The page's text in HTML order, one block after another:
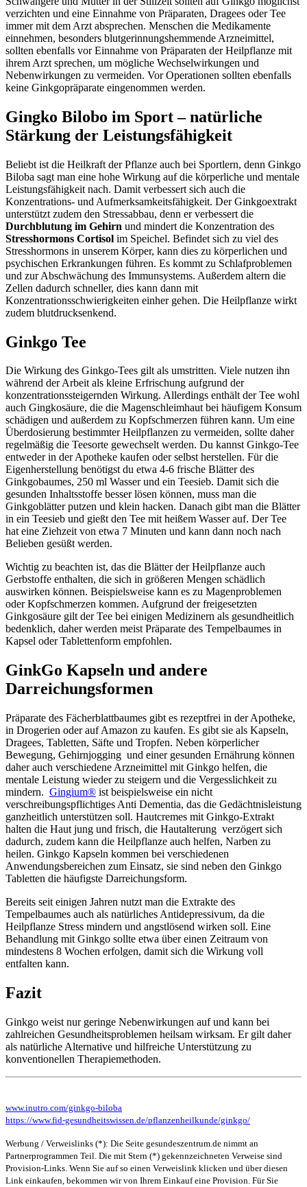
verzichten und eine Einnahme von Präparaten, Dragees oder Tee
immer mit dem Arzt absprechen. Menschen die Medikamente
einnehmen, besonders blutgerinnungshemmende Arzneimittel,
sollten ebenfalls vor Einnahme von Präparaten der Heilpflanze mit
ihrem Arzt sprechen, um mögliche Wechselwirkungen und
Nebenwirkungen zu vermeiden. Vor Operationen sollten ebenfalls
keine Ginkgopräparate eingenommen werden.
Gingko Bilobo im Sport – natürliche
Stärkung der Leistungsfähigkeit
Beliebt ist die Heilkraft der Pflanze auch bei Sportlern, denn Ginkgo
Biloba sagt man eine hohe Wirkung auf die körperliche und mentale
Leistungsfähigkeit nach. Damit verbessert sich auch die
Konzentrations- und Aufmerksamkeitsfähigkeit. Der Ginkgoextrakt
unterstützt zudem den Stressabbau, denn er verbessert die
Durchblutung im Gehirn und mindert die Konzentration des
Stresshormons Cortisol im Speichel. Befindet sich zu viel des
Stresshormons in unserem Körper, kann dies zu körperlichen und
psychischen Erkrankungen führen. Es kommt zu Schlafproblemen
und zur Abschwächung des Immunsystems. Außerdem altern die
Zellen dadurch schneller, dies kann dann mit
Konzentrationsschwierigkeiten einher gehen. Die Heilpflanze wirkt
zudem blutdrucksenkend.
Ginkgo Tee
Die Wirkung des Ginkgo-Tees gilt als umstritten. Viele nutzen ihn
während der Arbeit als kleine Erfrischung aufgrund der
konzentrationssteigernden Wirkung. Allerdings enthält der Tee wohl
auch Gingkosäure, die die Magenschleimhaut bei häufigem Konsum
schädigen und außerdem zu Kopfschmerzen führen kann. Um eine
Überdosierung bestimmter Heilpflanzen zu vermeiden, sollte daher
regelmäßig die Teesorte gewechselt werden. Du kannst Ginkgo-Tee
entweder in der Apotheke kaufen oder selbst herstellen. Für die
Eigenherstellung benötigst du etwa 4-6 frische Blätter des
Ginkgobaumes, 250 ml Wasser und ein Teesieb. Damit sich die
gesunden Inhaltsstoffe besser lösen können, muss man die
Ginkgoblätter putzen und klein hacken. Danach gibt man die Blätter
in ein Teesieb und gießt den Tee mit heißem Wasser auf. Der Tee
hat eine Ziehzeit von etwa 7 Minuten und kann dann noch nach
Belieben gesüßt werden.
Wichtig zu beachten ist, das die Blätter der Heilpflanze auch
Gerbstoffe enthalten, die sich in größeren Mengen schädlich
auswirken können. Beispielsweise kann es zu Magenproblemen
oder Kopfschmerzen kommen. Aufgrund der freigesetzten
Ginkgosäure gilt der Tee bei einigen Medizinern als gesundheitlich
bedenklich, daher werden meist Präparate des Tempelbaumes in
Kapsel oder Tablettenform empfohlen.
GinkGo Kapseln und andere
Darreichungsformen
Präparate des Fächerblattbaumes gibt es rezeptfrei in der Apotheke,
in Drogerien oder auf Amazon zu kaufen. Es gibt sie als Kapseln,
Dragees, Tabletten, Säfte und Tropfen. Neben körperlicher
Bewegung, Gehirnjogging und einer gesunden Ernährung können
daher auch verschiedene Arzneimittel mit Ginkgo helfen, die
mentale Leistung wieder zu steigern und die Vergesslichkeit zu
mindern. Gingium® ist beispielsweise ein nicht
verschreibungspflichtiges Anti Dementia, das die Gedächtnisleistung
ganzheitlich unterstützen soll. Hautcremes mit Ginkgo-Extrakt
halten die Haut jung und frisch, die Hautalterung verzögert sich
dadurch, zudem kann die Heilpflanze auch helfen, Narben zu
heilen. Ginkgo Kapseln kommen bei verschiedenen
Anwendungsbereichen zum Einsatz, sie sind neben den Ginkgo
Tabletten die häufigste Darreichungsform.
Bereits seit einigen Jahren nutzt man die Extrakte des
Tempelbaumes auch als natürliches Antidepressivum, da die
Heilpflanze Stress mindern und angstlösend wirken soll. Eine
Behandlung mit Ginkgo sollte etwa über einen Zeitraum von
mindestens 8 Wochen erfolgen, damit sich die Wirkung voll
entfalten kann.
Fazit
Ginkgo weist nur geringe Nebenwirkungen auf und kann bei
zahlreichen Gesundheitsproblemen heilsam wirksam. Er gilt daher
als natürliche Alternative und hilfreiche Unterstützung zu
konventionellen Therapiemethoden.
www.inutro.com/ginkgo-biloba
https://www.fid-gesundheitswissen.de/pflanzenheilkunde/ginkgo/
Werbung / Verweislinks (*): Die Seite gesundeszentrum.de nimmt an
Partnerprogrammen Teil. Die mit Stern (*) gekennzeichneten Verweise sind
Provision-Links. Wenn Sie auf so einen Verweislink klicken und über diesen
Link einkaufen, bekommen wir von Ihrem Einkauf eine Provision. Für Sie